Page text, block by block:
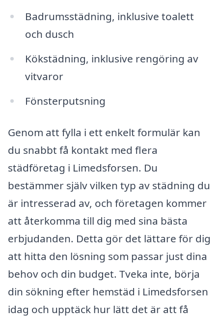
Badrumsstädning, inklusive toalett
och dusch
Kökstädning, inklusive rengöring av
vitvaror
Fönsterputsning
Genom att fylla i ett enkelt formulär kan
du snabbt få kontakt med flera
städföretag i Limedsforsen. Du
bestämmer själv vilken typ av städning du
är intresserad av, och företagen kommer
att återkomma till dig med sina bästa
erbjudanden. Detta gör det lättare för dig
att hitta den lösning som passar just dina
behov och din budget. Tveka inte, börja
din sökning efter hemstäd i Limedsforsen
idag och upptäck hur lätt det är att få